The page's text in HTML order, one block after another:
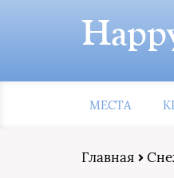
МЕСТА
Главная